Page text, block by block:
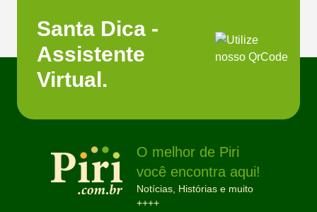
Santa Dica -
Assistente
Virtual.
O melhor de Piri
você encontra aqui!
Notícias, Histórias e muito
++++